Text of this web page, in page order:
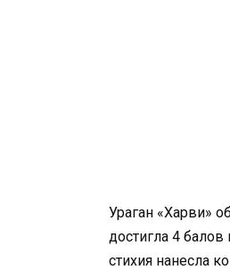
Ураган «Харви»
достигла 4
стихия нанесла